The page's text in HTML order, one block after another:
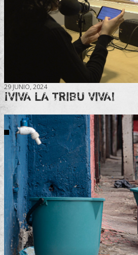
29 JUNIO, 2024
¡VIVA LA TRIBU VIVA!